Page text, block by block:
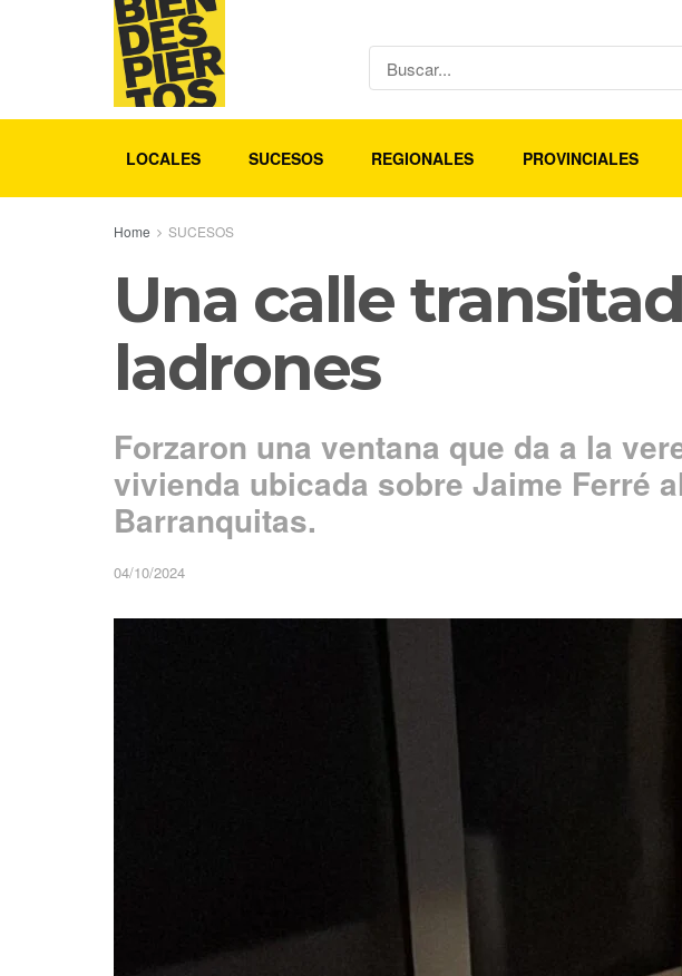
LOCALES SUCESOS REGIONALES PROVINCIALES
Home SUCESOS
Una calle
ladrones
Forzaron una ventana que da a la
vivienda ubicada sobre Jaime Ferré
Barranquitas.
04/10/2024